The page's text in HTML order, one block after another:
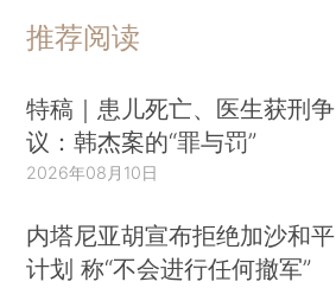
推荐阅读
特稿｜患儿死亡、医生获刑争
议：韩杰案的“罪与罚”
2026年08月10日
内塔尼亚胡宣布拒绝加沙和平
计划 称“不会进行任何撤军”